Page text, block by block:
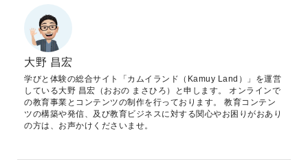
大野 昌宏
学びと体験の総合サイト「カムイランド（Kamuy Land）」を運営
している大野 昌宏（おおの まさひろ）と申します。 オンラインで
の教育事業とコンテンツの制作を行っております。 教育コンテン
ツの構築や発信、及び教育ビジネスに対する関心やお困りがおあり
の方は、お声かけくださいませ。